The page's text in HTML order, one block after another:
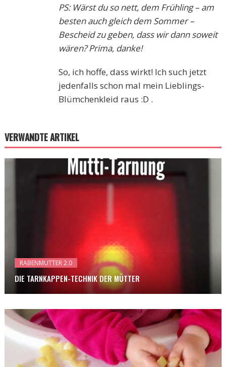
PS: Wärst du so nett, dem Frühling – am
besten auch gleich dem Sommer –
Bescheid zu geben, dass wir dann soweit
wären? Prima, danke!
So, ich hoffe, dass wirkt! Ich such jetzt
jedenfalls schon mal mein Lieblings-
Blümchenkleid raus :D .
VERWANDTE ARTIKEL
RABENMUTTER 2.0
DIE TARNKAPPEN-TECHNIK DER MÜTTER